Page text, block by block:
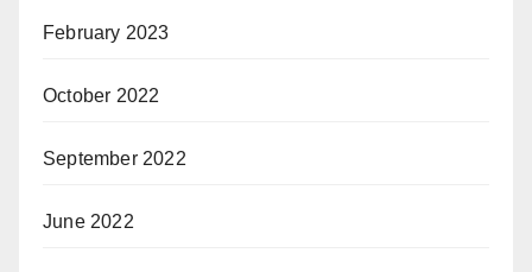
February 2023
October 2022
September 2022
June 2022